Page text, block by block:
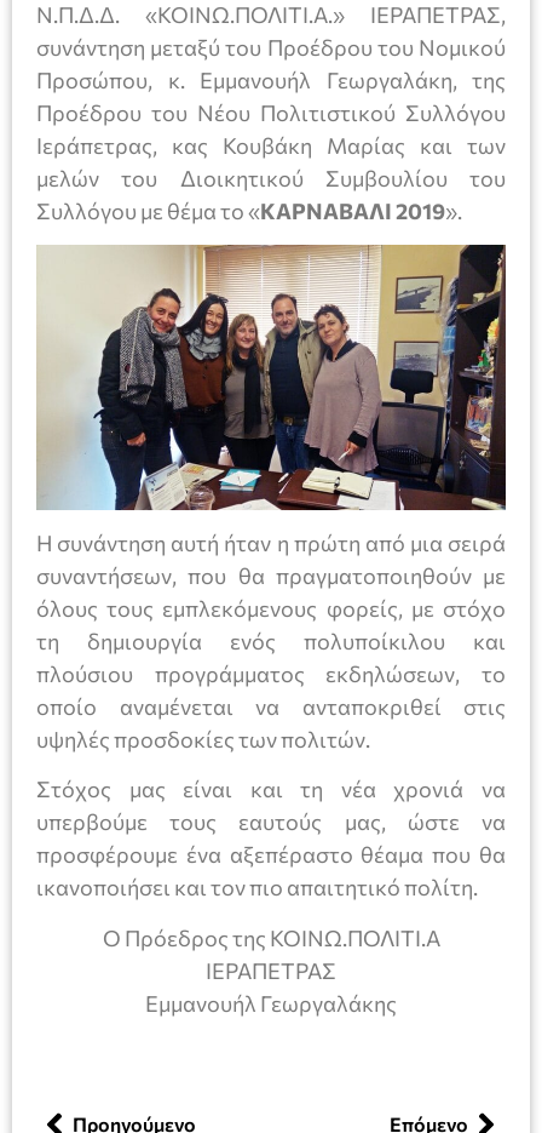
Ν.Π.Δ.Δ. «ΚΟΙΝΩ.ΠΟΛΙΤΙ.Α.» ΙΕΡΑΠΕΤΡΑΣ,
συνάντηση μεταξύ του Προέδρου του Νομικού
Προσώπου, κ. Εμμανουήλ Γεωργαλάκη, της
Προέδρου του Νέου Πολιτιστικού Συλλόγου
Ιεράπετρας, κας Κουβάκη Μαρίας και των
μελών του Διοικητικού Συμβουλίου του
Συλλόγου με θέμα το «ΚΑΡΝΑΒΑΛΙ 2019».
Η συνάντηση αυτή ήταν η πρώτη από μια σειρά
συναντήσεων, που θα πραγματοποιηθούν με
όλους τους εμπλεκόμενους φορείς, με στόχο
τη δημιουργία ενός πολυποίκιλου και
πλούσιου προγράμματος εκδηλώσεων, το
οποίο αναμένεται να ανταποκριθεί στις
υψηλές προσδοκίες των πολιτών.
Στόχος μας είναι και τη νέα χρονιά να
υπερβούμε τους εαυτούς μας, ώστε να
προσφέρουμε ένα αξεπέραστο θέαμα που θα
ικανοποιήσει και τον πιο απαιτητικό πολίτη.
Ο Πρόεδρος της ΚΟΙΝΩ.ΠΟΛΙΤΙ.Α
ΙΕΡΑΠΕΤΡΑΣ
Εμμανουήλ Γεωργαλάκης
Προηγούμενο Επόμενο